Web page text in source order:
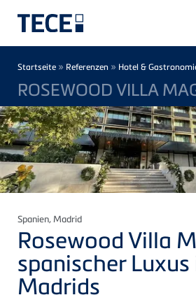
Breadcrumb
Startseite » Referenzen » Hotel &
ROSEWOOD VILLA
Spanien, Madrid
Rosewood Villa
spanischer
Madrids